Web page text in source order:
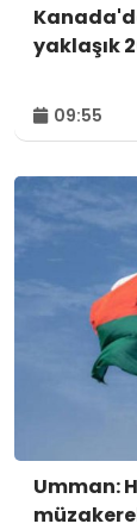
yaklaşık
09:55
Umman: